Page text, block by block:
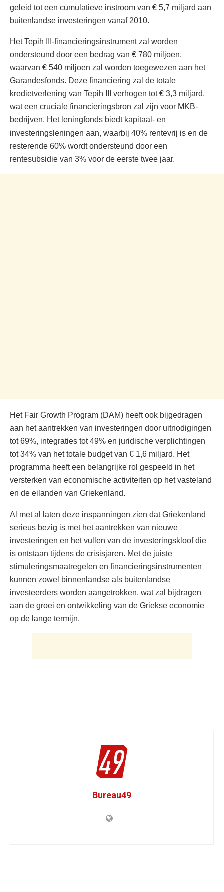
geleid tot een cumulatieve instroom van € 5,7 miljard aan
buitenlandse investeringen vanaf 2010.
Het Tepih III-financieringsinstrument zal worden
ondersteund door een bedrag van € 780 miljoen,
waarvan € 540 miljoen zal worden toegewezen aan het
Garandesfonds. Deze financiering zal de totale
kredietverlening van Tepih III verhogen tot € 3,3 miljard,
wat een cruciale financieringsbron zal zijn voor MKB-
bedrijven. Het leningfonds biedt kapitaal- en
investeringsleningen aan, waarbij 40% rentevrij is en de
resterende 60% wordt ondersteund door een
rentesubsidie van 3% voor de eerste twee jaar.
Het Fair Growth Program (DAM) heeft ook bijgedragen
aan het aantrekken van investeringen door uitnodigingen
tot 69%, integraties tot 49% en juridische verplichtingen
tot 34% van het totale budget van € 1,6 miljard. Het
programma heeft een belangrijke rol gespeeld in het
versterken van economische activiteiten op het vasteland
en de eilanden van Griekenland.
Al met al laten deze inspanningen zien dat Griekenland
serieus bezig is met het aantrekken van nieuwe
investeringen en het vullen van de investeringskloof die
is ontstaan tijdens de crisisjaren. Met de juiste
stimuleringsmaatregelen en financieringsinstrumenten
kunnen zowel binnenlandse als buitenlandse
investeerders worden aangetrokken, wat zal bijdragen
aan de groei en ontwikkeling van de Griekse economie
op de lange termijn.
Bureau49